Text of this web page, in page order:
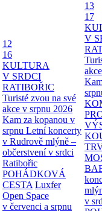
12
16
KULTURA
V SRDCI
RATIBOŘIC
Turisté zvou na své
akce v srpnu 2026
Kam za kopanou v
srpnu Letní koncerty
v Rudrově mlýně –
občerstvení v srdci
Ratibořic
POHÁDKOVÁ
CESTA Luxfer
Open Space
v červenci a srpnu
13
17
V
v